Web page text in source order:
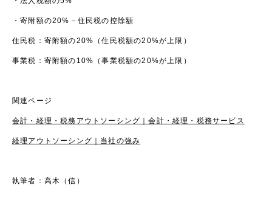
・寄附額の20%－住民税の控除額
住民税：寄附額の20%（住民税額の20%が上限）
事業税：寄附額の10%（事業税額の20%が上限）
関連ページ
会計・経理・税務アウトソーシング｜会計・経理・税務サービス
経理アウトソーシング｜当社の強み
執筆者：高木（信）